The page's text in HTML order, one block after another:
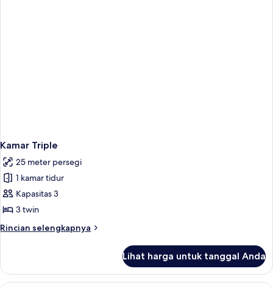
Kamar Triple
25 meter persegi
1 kamar tidur
Kapasitas 3
3 twin
Rincian selengkapnya
Rincian
Kamar
Triple
Lihat harga untuk tanggal Anda